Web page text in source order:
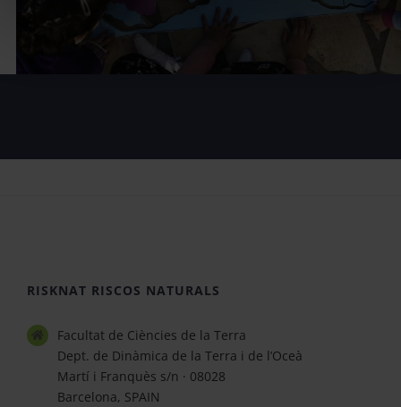
RISKNAT RISCOS NATURALS
Facultat de Ciències de la Terra
Dept. de Dinàmica de la Terra i de l’Oceà
Martí i Franquès s/n · 08028
Barcelona, SPAIN